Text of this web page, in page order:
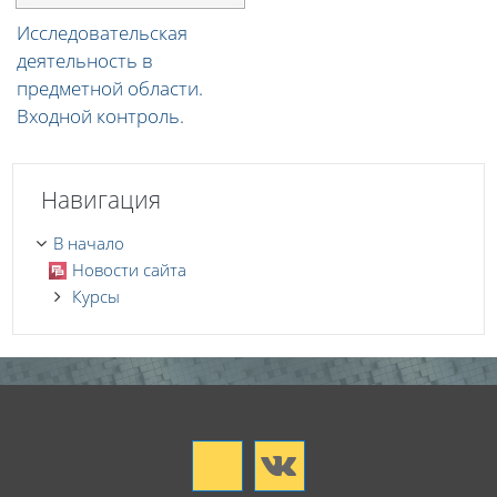
Исследовательская
деятельность в
предметной области.
Входной контроль.
Навигация
В начало
Новости сайта
Курсы